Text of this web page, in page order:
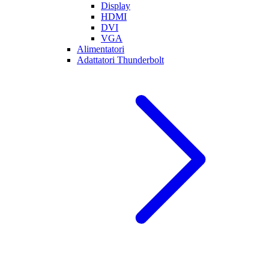
Display
HDMI
DVI
VGA
Alimentatori
Adattatori Thunderbolt